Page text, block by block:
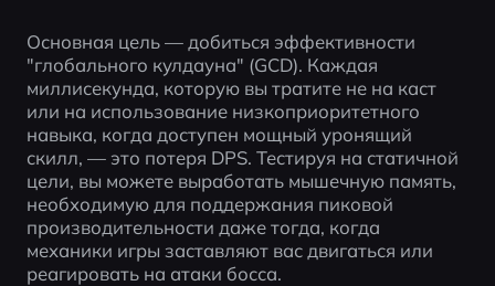
Основная цель — добиться эффективности
"глобального кулдауна" (GCD). Каждая
миллисекунда, которую вы тратите не на каст
или на использование низкоприоритетного
навыка, когда доступен мощный уронящий
скилл, — это потеря DPS. Тестируя на статичной
цели, вы можете выработать мышечную память,
необходимую для поддержания пиковой
производительности даже тогда, когда
механики игры заставляют вас двигаться или
реагировать на атаки босса.